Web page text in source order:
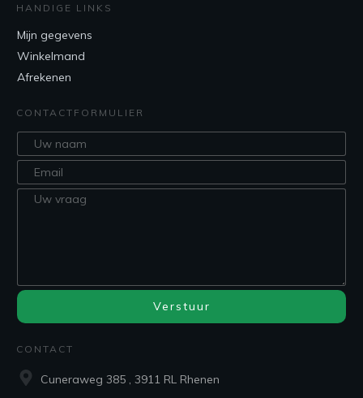
HANDIGE LINKS
Mijn gegevens
Winkelmand
Afrekenen
CONTACTFORMULIER
Verstuur
CONTACT
Cuneraweg 385 , 3911 RL Rhenen